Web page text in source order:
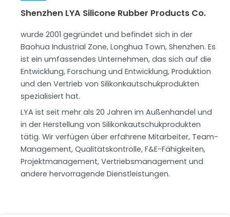
Shenzhen LYA Silicone Rubber Products Co.
wurde 2001 gegründet und befindet sich in der
Baohua Industrial Zone, Longhua Town, Shenzhen. Es
ist ein umfassendes Unternehmen, das sich auf die
Entwicklung, Forschung und Entwicklung, Produktion
und den Vertrieb von Silikonkautschukprodukten
spezialisiert hat.
LYA ist seit mehr als 20 Jahren im Außenhandel und
in der Herstellung von Silikonkautschukprodukten
tätig. Wir verfügen über erfahrene Mitarbeiter, Team-
Management, Qualitätskontrolle, F&E-Fähigkeiten,
Projektmanagement, Vertriebsmanagement und
andere hervorragende Dienstleistungen.